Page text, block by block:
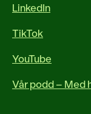
LinkedIn
TikTok
YouTube
Vår podd – Med